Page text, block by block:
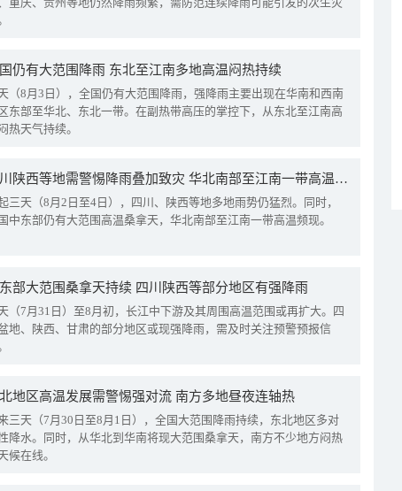
仍有大范围降雨 东北至江南多地高温闷热持续
（8月3日），全国仍有大范围降雨，强降雨主要出现在华南和西南
东部至华北、东北一带。在副热带高压的掌控下，从东北至江南高
热天气持续。
四川陕西等地需警惕降雨叠加致灾 华北南部至江南一带高温频现
三天（8月2日至4日），四川、陕西等地多地雨势仍猛烈。同时，
中东部仍有大范围高温桑拿天，华北南部至江南一带高温频现。
部大范围桑拿天持续 四川陕西等部分地区有强降雨
（7月31日）至8月初，长江中下游及其周围高温范围或再扩大。四
地、陕西、甘肃的部分地区或现强降雨，需及时关注预警预报信
地区高温发展需警惕强对流 南方多地昼夜连轴热
三天（7月30日至8月1日），全国大范围降雨持续，东北地区多对
降水。同时，从华北到华南将现大范围桑拿天，南方不少地方闷热
候在线。